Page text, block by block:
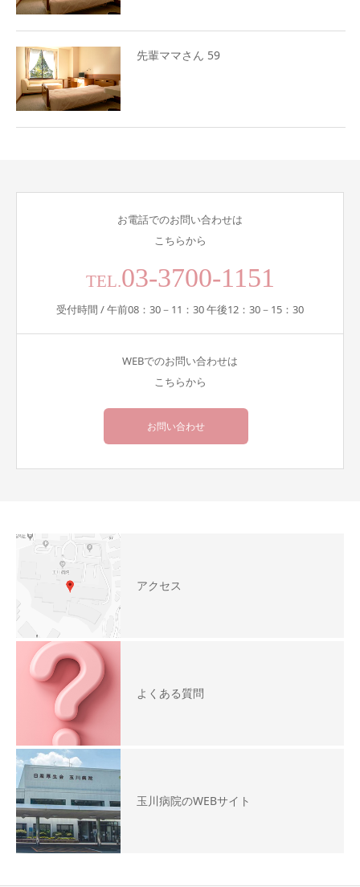
先輩ママさん 59
お電話でのお問い合わせは
こちらから
TEL.03-3700-1151
受付時間 / 午前08：30－11：30 午後12：30－15：30
WEBでのお問い合わせは
こちらから
お問い合わせ
アクセス
よくある質問
玉川病院のWEBサイト